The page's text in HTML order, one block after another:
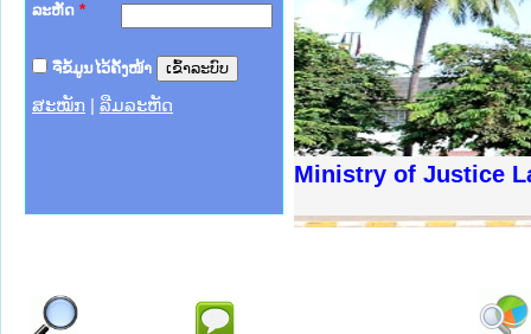
ລະຫັດ *
ຈື່ຂໍ້ມູນໄວ້ຄັ້ງໜ້າ
ສະໝັກ ລືມລະຫັດ
Ministry of Justice
ຊາຊົນ ພາກເໜືອ
ການ
ກາງ
ກໃຕ້
ນຕຳຫຼວດປະຊາຊົນ
ສັນຕິບານປະຊາຊົນ
ກເໜືອ
ຊາຊົນ ພາກກາງ